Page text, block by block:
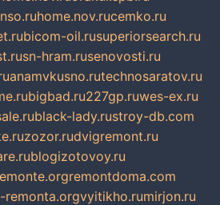
home.nov.rucemko.ru
bicom-oil.rusuperiorsearch.ru
sn-hram.rusenovosti.ru
anamvkusno.rutechnosaratov.ru
bigbad.ru227gp.ruwes-ex.ru
black-lady.rustroy-db.com
zozor.rudvigremont.ru
blogizotovoy.ru
remontdoma.com
remonta.orgvyitikho.rumirjon.ru